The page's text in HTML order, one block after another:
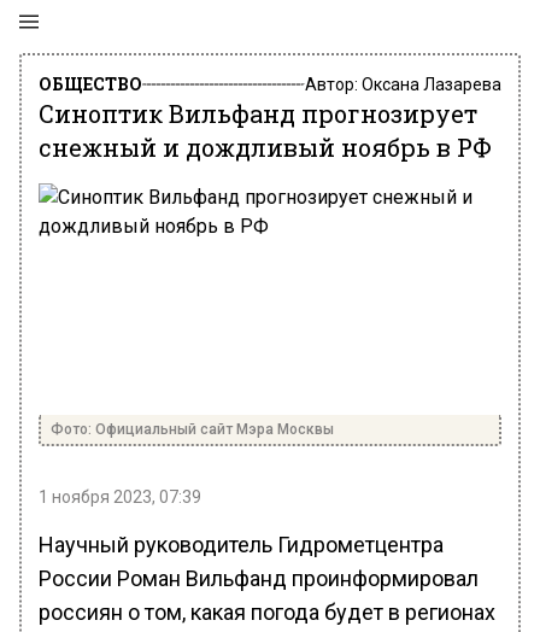
ОБЩЕСТВО Автор: Оксана Лазарева
Синоптик Вильфанд прогнозирует
снежный и дождливый ноябрь в РФ
Фото: Официальный сайт Мэра Москвы
1 ноября 2023, 07:39
Научный руководитель Гидрометцентра
России Роман Вильфанд проинформировал
россиян о том, какая погода будет в регионах